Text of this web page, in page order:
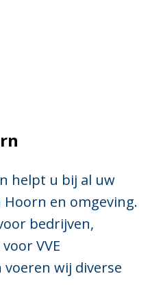
helpt u bij al uw
en omgeving.
bedrijven,
VVE
wij diverse